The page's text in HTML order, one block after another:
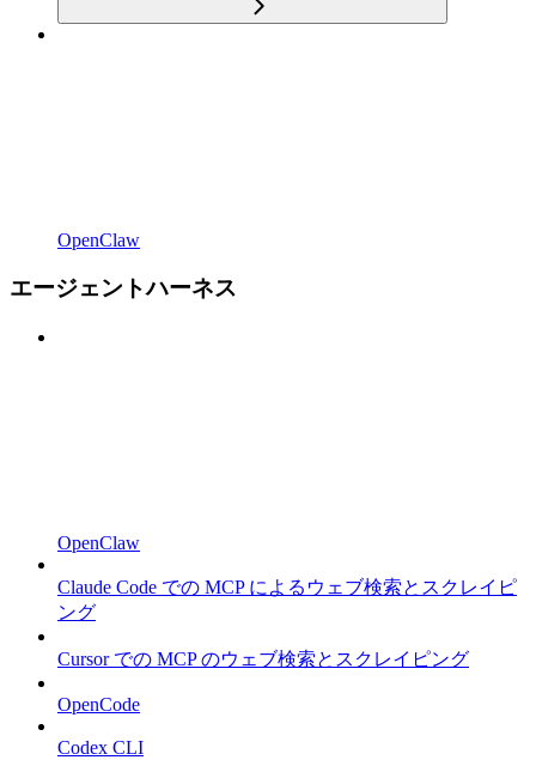
OpenClaw
エージェントハーネス
OpenClaw
Claude Code での MCP によるウェブ検索とスクレイピ
ング
Cursor での MCP のウェブ検索とスクレイピング
OpenCode
Codex CLI